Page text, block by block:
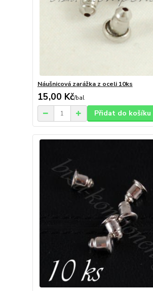
Náušnicová zarážka z oceli 10ks
15,00 Kč/bal
Přidat do košíku